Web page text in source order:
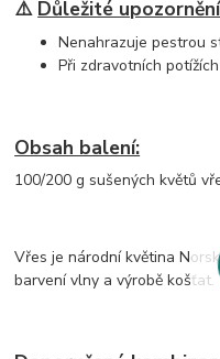
⚠️ Důležité
Nenahrazuje pestrou
Při zdravotních
Obsah balení:
100/200 g sušených květů
Vřes je národní květina
barvení vlny a výrobě košťat.